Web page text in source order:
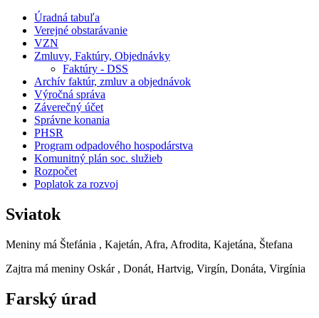
Úradná tabuľa
Verejné obstarávanie
VZN
Zmluvy, Faktúry, Objednávky
Faktúry - DSS
Archív faktúr, zmluv a objednávok
Výročná správa
Záverečný účet
Správne konania
PHSR
Program odpadového hospodárstva
Komunitný plán soc. služieb
Rozpočet
Poplatok za rozvoj
Sviatok
Meniny má Štefánia , Kajetán, Afra, Afrodita, Kajetána, Štefana
Zajtra má meniny Oskár , Donát, Hartvig, Virgín, Donáta, Virgínia
Farský úrad